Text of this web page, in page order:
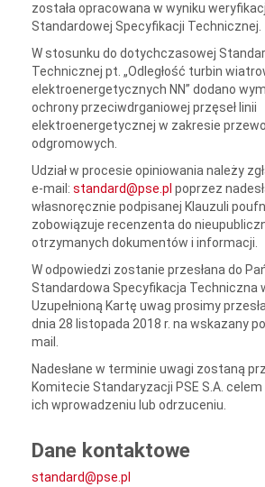
została opracowana w wyniku
Standardowej Specyfikacji Technicznej.
W stosunku do dotychczasowej
Technicznej pt. „Odległość turbin
elektroenergetycznych NN” dodano
ochrony przeciwdrganiowej przęseł linii
elektroenergetycznej w zakresie
odgromowych.
Udział w procesie opiniowania należy
e-mail: standard@pse.pl poprzez
własnoręcznie podpisanej Klauzuli
zobowiązuje recenzenta do
otrzymanych dokumentów i informacji.
W odpowiedzi zostanie przesłana do
Standardowa Specyfikacja Techniczna
Uzupełnioną Kartę uwag prosimy
dnia 28 listopada 2018 r. na wskazany
mail.
Nadesłane w terminie uwagi zostaną
Komitecie Standaryzacji PSE S.A.
ich wprowadzeniu lub odrzuceniu.
Dane kontaktowe
standard@pse.pl